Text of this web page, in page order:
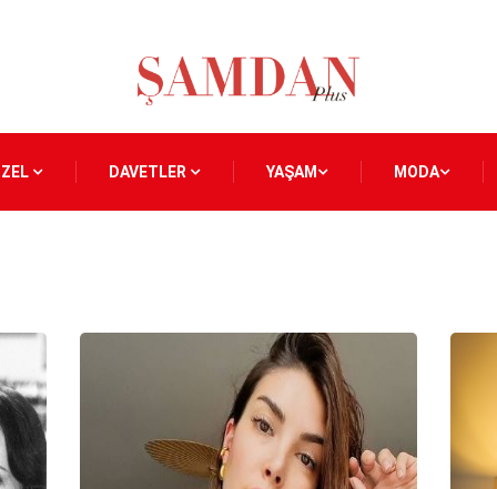
DAVETLER YAŞAM MODA